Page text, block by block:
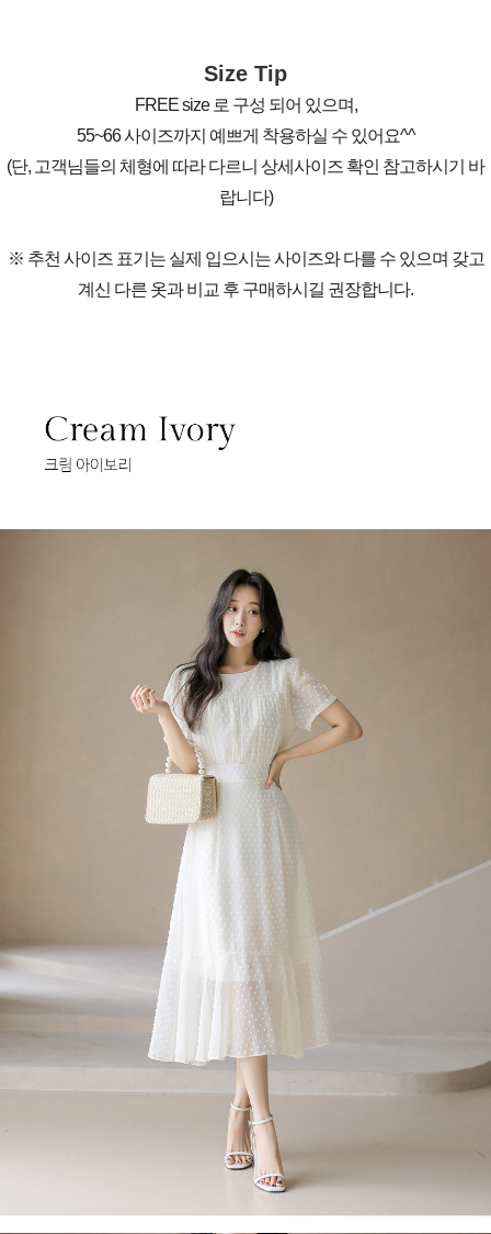
Size Tip
FREE size 로 구성 되어 있으며,
55~66 사이즈까지 예쁘게 착용하실 수 있어요^^
(단, 고객님들의 체형에 따라 다르니 상세사이즈 확인 참고하시기 바
랍니다)
※ 추천 사이즈 표기는 실제 입으시는 사이즈와 다를 수 있으며 갖고
계신 다른 옷과 비교 후 구매하시길 권장합니다.